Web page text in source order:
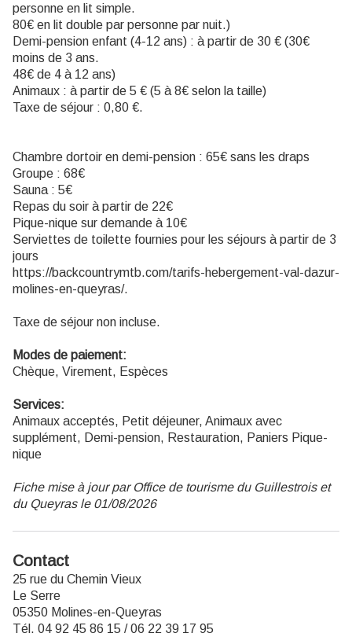
personne en lit simple.
80€ en lit double par personne par nuit.)
Demi-pension enfant (4-12 ans) : à partir de 30 € (30€
moins de 3 ans.
48€ de 4 à 12 ans)
Animaux : à partir de 5 € (5 à 8€ selon la taille)
Taxe de séjour : 0,80 €.
Chambre dortoir en demi-pension : 65€ sans les draps
Groupe : 68€
Sauna : 5€
Repas du soir à partir de 22€
Pique-nique sur demande à 10€
Serviettes de toilette fournies pour les séjours à partir de 3
jours
https://backcountrymtb.com/tarifs-hebergement-val-dazur-
molines-en-queyras/.
Taxe de séjour non incluse.
Modes de paiement:
Chèque, Virement, Espèces
Services:
Animaux acceptés, Petit déjeuner, Animaux avec
supplément, Demi-pension, Restauration, Paniers Pique-
nique
Fiche mise à jour par Office de tourisme du Guillestrois et
du Queyras le 01/08/2026
Contact
25 rue du Chemin Vieux
Le Serre
05350 Molines-en-Queyras
Tél. 04 92 45 86 15 / 06 22 39 17 95